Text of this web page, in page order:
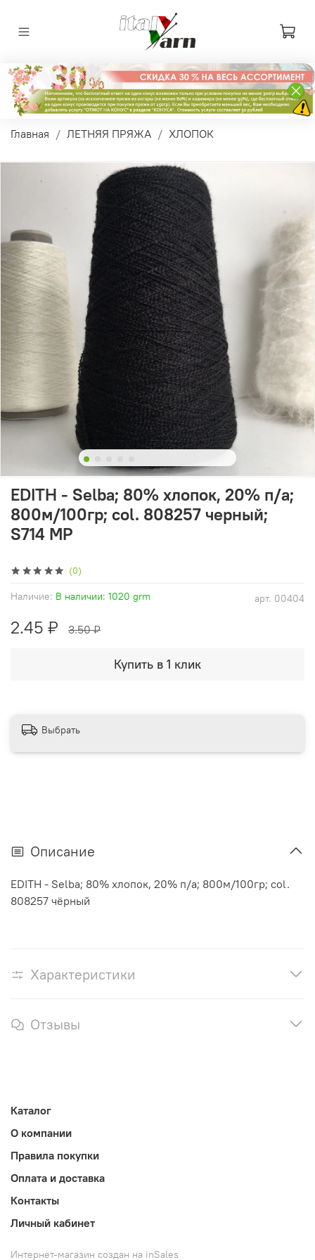
Главная ЛЕТНЯЯ ПРЯЖА ХЛОПОК
(0)
арт. 00404
Наличие: В наличии: 1020 grm
EDITH - Selba; 80% хлопок, 20% п/а;
800м/100гр; col. 808257 черный;
S714 MP
2.45 ₽ 3.50 ₽
Купить в 1 клик
Выбрать
Описание
EDITH - Selba; 80% хлопок, 20% п/а; 800м/100гр; col.
808257 чёрный
Характеристики
Отзывы
Каталог
О компании
Правила покупки
Оплата и доставка
Контакты
Личный кабинет
Интернет-магазин создан на inSales